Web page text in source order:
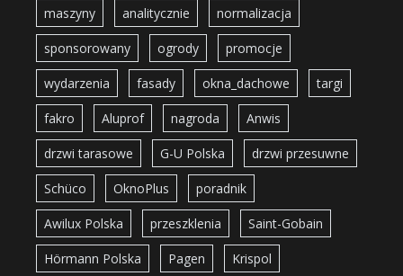
maszyny analitycznie normalizacja
sponsorowany ogrody promocje
wydarzenia fasady okna_dachowe targi
fakro Aluprof nagroda Anwis
drzwi tarasowe G-U Polska drzwi przesuwne
Schüco OknoPlus poradnik
Awilux Polska przeszklenia Saint-Gobain
Hörmann Polska Pagen Krispol